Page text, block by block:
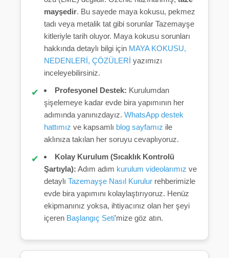
mayşedir. Bu sayede maya kokusu, pekmez
tadı veya metalik tat gibi sorunlar Tazemayşe
kitleriyle tarih oluyor. Maya kokusu sorunları
hakkında detaylı bilgi için MAYA KOKUSU,
NEDENLERİ, ÇÖZÜLERİ yazımızı
inceleyebilirsiniz.
Profesyonel Destek: Kurulumdan
şişelemeye kadar evde bira yapımının her
adımında yanınızdayız. WhatsApp destek
hattımız ve kapsamlı blog sayfamız ile
aklınıza takılan her soruyu cevaplıyoruz.
Kolay Kurulum (Sıcaklık Kontrolü
Şartıyla): Adım adım kurulum videolarımız ve
detaylı Tazemayşe Nasıl Kurulur rehberimizle
evde bira yapımını kolaylaştırıyoruz. Henüz
ekipmanınız yoksa, ihtiyacınız olan her şeyi
içeren Başlangıç Seti'mize göz atın.